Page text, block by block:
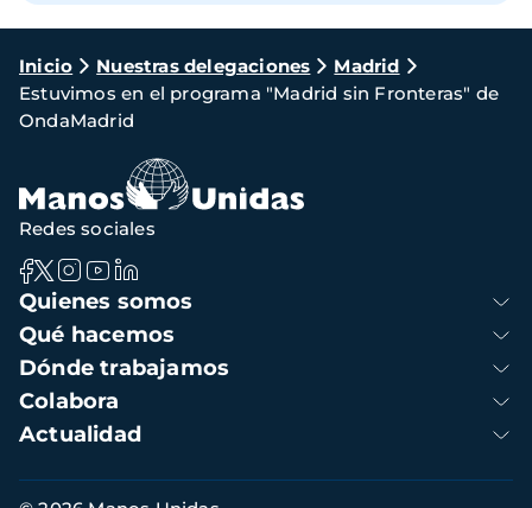
Ruta
de
navegación
Inicio Nuestras delegaciones
Madrid
Estuvimos en el programa "Madrid sin Fronteras" de
OndaMadrid
Navegación
principal
Quienes somos
Qué hacemos
Dónde trabajamos
Colabora
Actualidad
Redes sociales